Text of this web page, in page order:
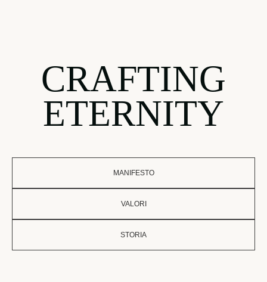
CRAFTING
ETERNITY
MANIFESTO
VALORI
STORIA